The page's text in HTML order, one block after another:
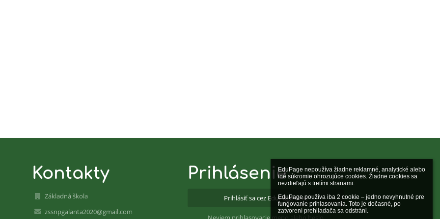
EduPage nepoužíva žiadne reklamné, analytické alebo
iné súkromie ohrozujúce cookies. Žiadne cookies sa
nezdieľajú s tretími stranami.
EduPage používa iba 2 cookie – jedno nevyhnutné pre
fungovanie prihlasovania. Toto je dočasné, po
zatvorení prehliadača sa odstráni.
Kontakty
Základná škola
zssnpgalanta2020@gmail.com
Prihlásenie
Prihlásiť sa cez EduPage účet